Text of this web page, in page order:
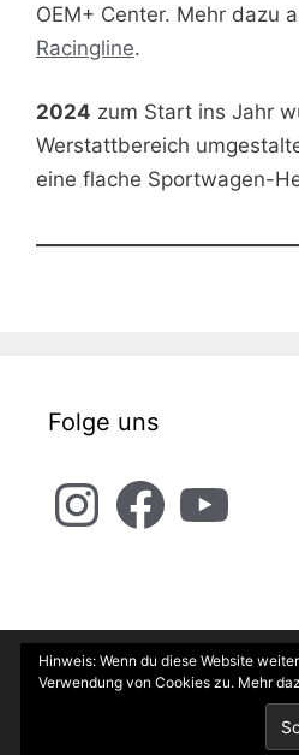
OEM+ Center. Mehr dazu
Racingline.
2024 zum Start ins Jahr
Werstattbereich
eine flache Sportwagen-
Folge uns
InstagramFacebookYouTube
Kontakt Impressum
© 2026 SCHERER
Hinweis: Wenn du diese Website
Verwendung von Cookies zu. Mehr